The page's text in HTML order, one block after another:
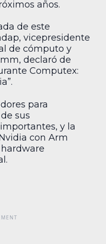
años.
de este
vicepresidente
de cómputo y
declaró de
Computex:
para
sus
y la
con Arm